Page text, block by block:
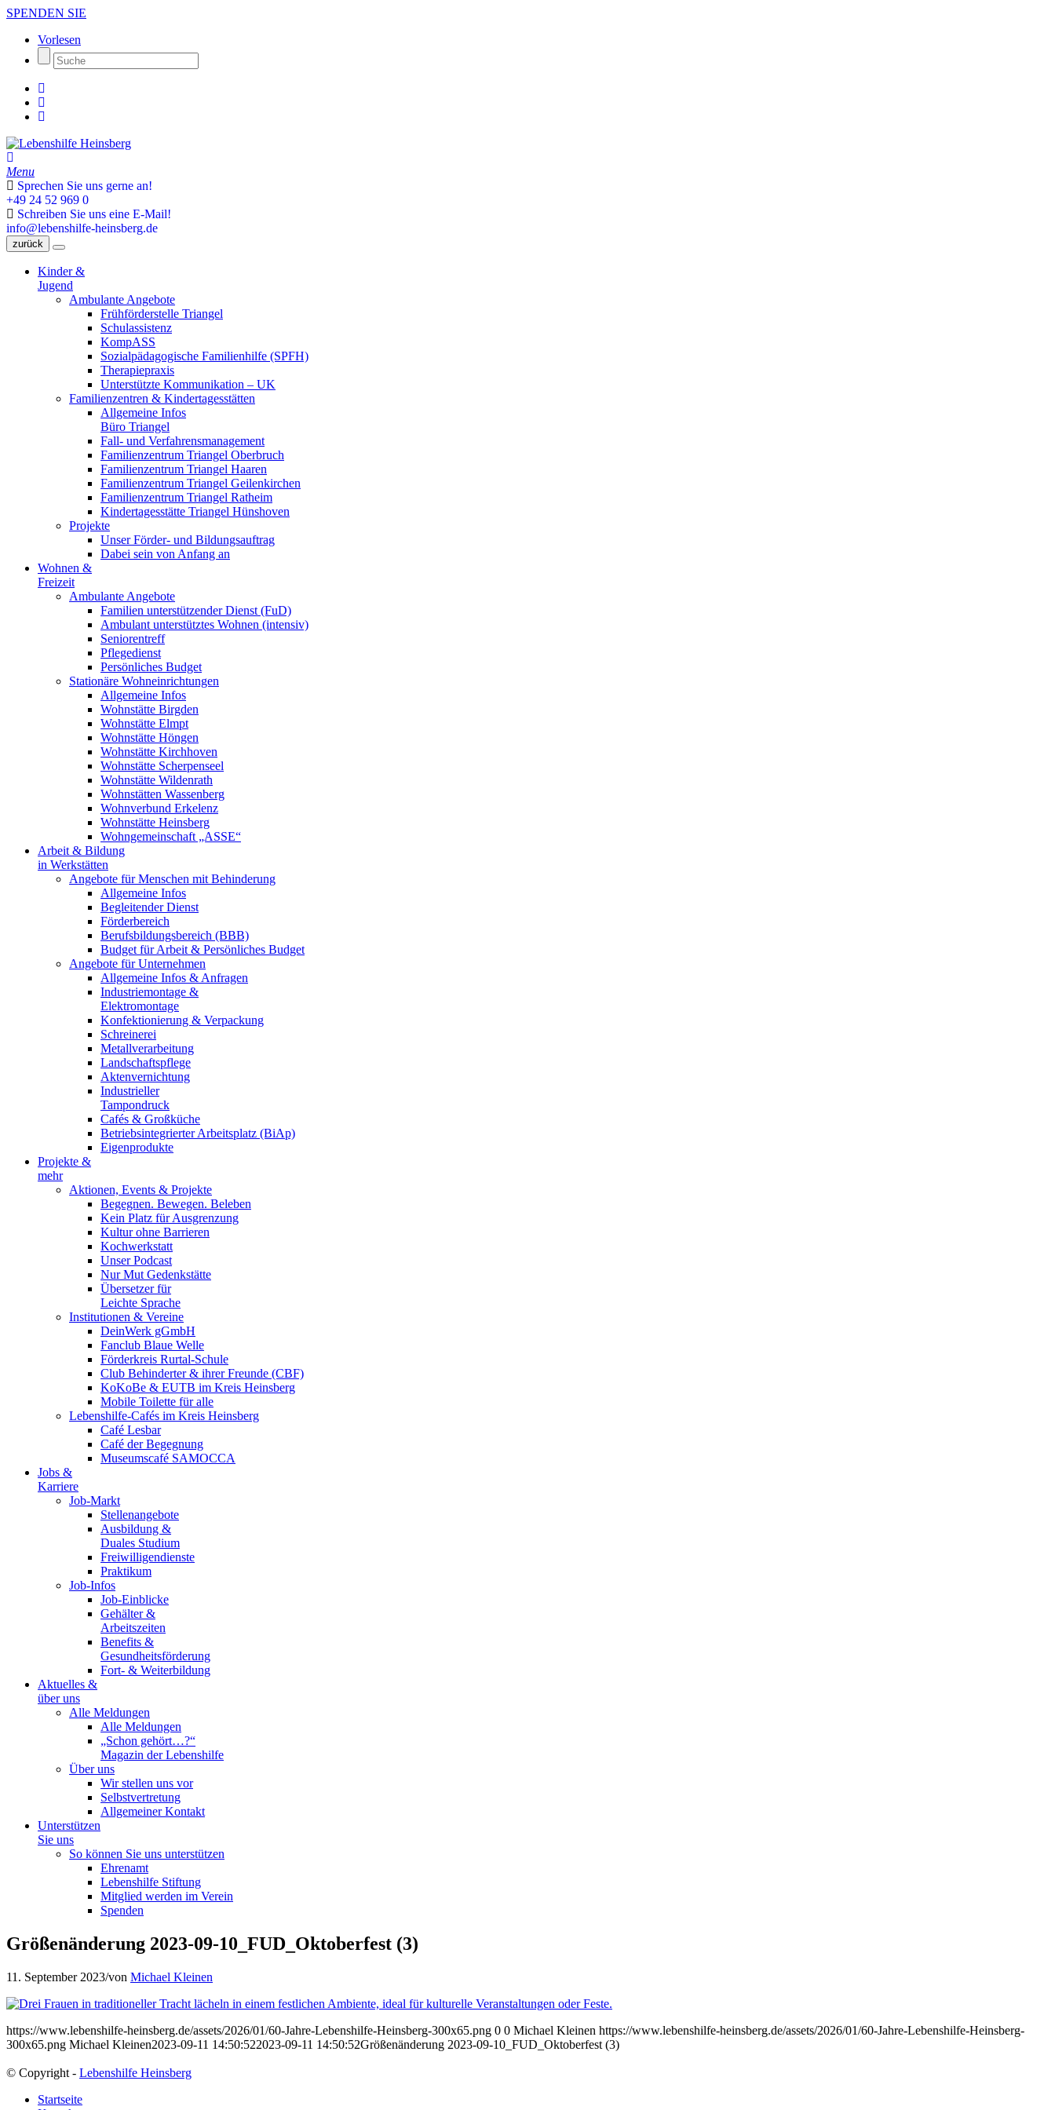
SPENDEN SIE
Vorlesen
Menu
Sprechen Sie uns gerne an!
+49 24 52 969 0
Schreiben Sie uns eine E-Mail!
info@lebenshilfe-heinsberg.de
zurück
Kinder &
Jugend
Ambulante Angebote
Frühförderstelle Triangel
Schulassistenz
KompASS
Sozialpädagogische Familienhilfe (SPFH)
Therapiepraxis
Unterstützte Kommunikation – UK
Familienzentren & Kindertagesstätten
Allgemeine Infos
Büro Triangel
Fall- und Verfahrensmanagement
Familienzentrum Triangel Oberbruch
Familienzentrum Triangel Haaren
Familienzentrum Triangel Geilenkirchen
Familienzentrum Triangel Ratheim
Kindertagesstätte Triangel Hünshoven
Projekte
Unser Förder- und Bildungsauftrag
Dabei sein von Anfang an
Wohnen &
Freizeit
Ambulante Angebote
Familien unterstützender Dienst (FuD)
Ambulant unterstütztes Wohnen (intensiv)
Seniorentreff
Pflegedienst
Persönliches Budget
Stationäre Wohneinrichtungen
Allgemeine Infos
Wohnstätte Birgden
Wohnstätte Elmpt
Wohnstätte Höngen
Wohnstätte Kirchhoven
Wohnstätte Scherpenseel
Wohnstätte Wildenrath
Wohnstätten Wassenberg
Wohnverbund Erkelenz
Wohnstätte Heinsberg
Wohngemeinschaft „ASSE“
Arbeit & Bildung
in Werkstätten
Angebote für Menschen mit Behinderung
Allgemeine Infos
Begleitender Dienst
Förderbereich
Berufsbildungsbereich (BBB)
Budget für Arbeit & Persönliches Budget
Angebote für Unternehmen
Allgemeine Infos & Anfragen
Industriemontage &
Elektromontage
Konfektionierung & Verpackung
Schreinerei
Metallverarbeitung
Landschaftspflege
Aktenvernichtung
Industrieller
Tampondruck
Cafés & Großküche
Betriebsintegrierter Arbeitsplatz (BiAp)
Eigenprodukte
Projekte &
mehr
Aktionen, Events & Projekte
Begegnen. Bewegen. Beleben
Kein Platz für Ausgrenzung
Kultur ohne Barrieren
Kochwerkstatt
Unser Podcast
Nur Mut Gedenkstätte
Übersetzer für
Leichte Sprache
Institutionen & Vereine
DeinWerk gGmbH
Fanclub Blaue Welle
Förderkreis Rurtal-Schule
Club Behinderter & ihrer Freunde (CBF)
KoKoBe & EUTB im Kreis Heinsberg
Mobile Toilette für alle
Lebenshilfe-Cafés im Kreis Heinsberg
Café Lesbar
Café der Begegnung
Museumscafé SAMOCCA
Jobs &
Karriere
Job-Markt
Stellenangebote
Ausbildung &
Duales Studium
Freiwilligendienste
Praktikum
Job-Infos
Job-Einblicke
Gehälter &
Arbeitszeiten
Benefits &
Gesundheitsförderung
Fort- & Weiterbildung
Aktuelles &
über uns
Alle Meldungen
Alle Meldungen
„Schon gehört…?“
Magazin der Lebenshilfe
Über uns
Wir stellen uns vor
Selbstvertretung
Allgemeiner Kontakt
Unterstützen
Sie uns
So können Sie uns unterstützen
Ehrenamt
Lebenshilfe Stiftung
Mitglied werden im Verein
Spenden
Größenänderung 2023-09-10_FUD_Oktoberfest (3)
11. September 2023/von Michael Kleinen
https://www.lebenshilfe-heinsberg.de/assets/2026/01/60-Jahre-Lebenshilfe-Heinsberg-300x65.png 0 0 Michael Kleinen https://www.lebenshilfe-heinsberg.de/assets/2026/01/60-Jahre-Lebenshilfe-Heinsberg-
300x65.png Michael Kleinen2023-09-11 14:50:522023-09-11 14:50:52Größenänderung 2023-09-10_FUD_Oktoberfest (3)
© Copyright - Lebenshilfe Heinsberg
Startseite